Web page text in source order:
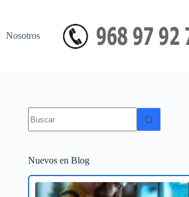
Nosotros
resultados
Nuevos en Blog